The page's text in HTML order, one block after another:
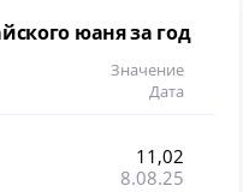
юаня за год
Значение
Дата
11,02
8.08.25